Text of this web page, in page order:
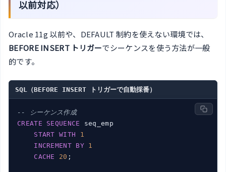
以前対応）
Oracle 11g 以前や、DEFAULT 制約を使えない環境では、
BEFORE INSERT トリガーでシーケンスを使う方法が一般
的です。
SQL（BEFORE INSERT トリガーで自動採番）
-- シーケンス作成
CREATE
SEQUENCE
seq_emp
START
WITH
1
INCREMENT
BY
1
CACHE
20 ;